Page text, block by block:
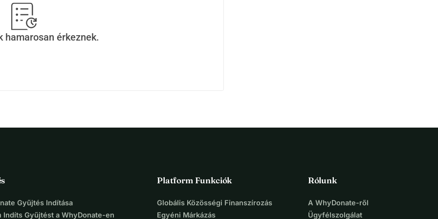
hamarosan érkeznek.
Gyűjtés Indítása
Indíts Gyűjtést a WhyDonate-en
Platform Funkciók
Globális Közösségi Finanszírozás
Egyéni Márkázás
Rólunk
A WhyDonate-ről
Ügyfélszolgálat